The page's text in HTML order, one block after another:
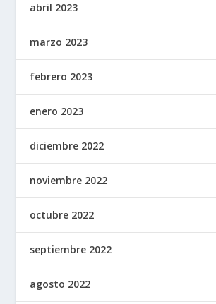
abril 2023
marzo 2023
febrero 2023
enero 2023
diciembre 2022
noviembre 2022
octubre 2022
septiembre 2022
agosto 2022